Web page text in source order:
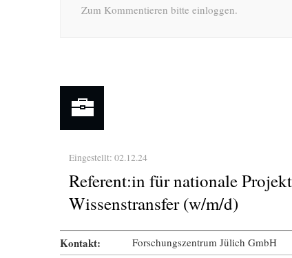
Zum Kommentieren bitte einloggen.
Eingestellt: 02.12.24
Referent:in für nationale
Wissenstransfer (w/m/d)
Kontakt: Forschungszentrum Jülich GmbH
« Prev Page
Next Page »